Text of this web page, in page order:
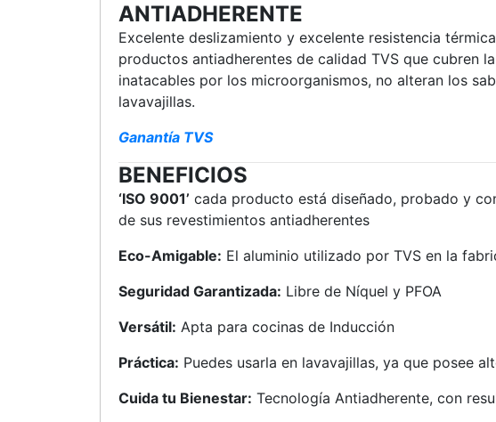
ANTIADHERENTE
Excelente deslizamiento y excelente resistencia
productos antiadherentes de calidad TVS que cubren
inatacables por los microorganismos, no alteran los
lavavajillas.
Ganantía TVS
BENEFICIOS
‘ISO 9001’ cada producto está diseñado, probado y
de sus revestimientos antiadherentes
Eco-Amigable: El aluminio utilizado por TVS en la
Seguridad Garantizada: Libre de Níquel y PFOA
Versátil: Apta para cocinas de Inducción
Práctica: Puedes usarla en lavavajillas, ya que posee
Cuida tu Bienestar: Tecnología Antiadherente, con